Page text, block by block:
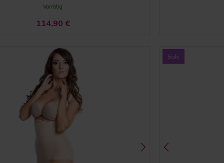
Vorrätig
114,90 €